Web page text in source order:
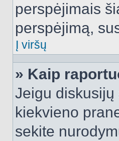
perspėjimais
perspėjimą,
Į viršų
» Kaip
Jeigu
kiekvieno
sekite